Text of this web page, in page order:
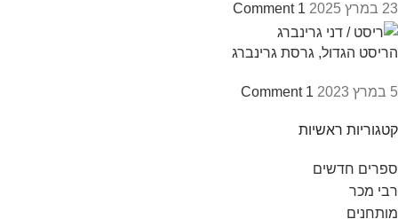
23 במרץ 2025 1 Comment
הריסט הגדול, גרסת גרינברג
5 במרץ 2023 1 Comment
קטגוריות ראשיות
ספרים חדשים
רבי מכר
מותחנים